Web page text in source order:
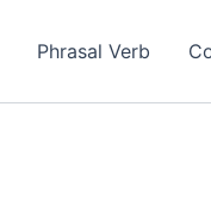
Phrasal Verb